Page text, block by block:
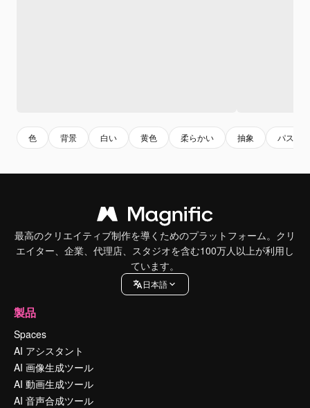
色 背景 白い 黄色 柔らかい 抽象 パステル
最高のクリエイティブ制作を導くためのプラットフォーム。クリ
エイター、企業、代理店、スタジオを含む100万人以上が利用し
ています。
日本語
製品
Spaces
AI アシスタント
AI 画像生成ツール
AI 動画生成ツール
AI 音声合成ツール